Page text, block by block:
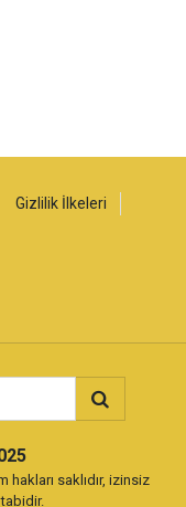
Gizlilik İlkeleri
saklıdır, izinsiz
tabidir.